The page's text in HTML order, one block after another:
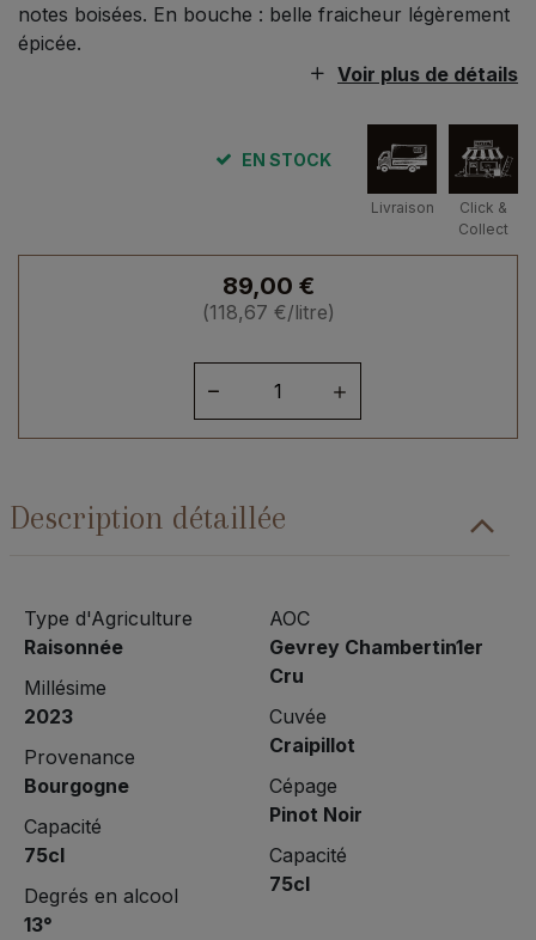
notes boisées. En bouche : belle fraicheur légèrement
épicée.
Voir plus de détails
EN STOCK
Livraison
Click &
Collect
89,00 €
(118,67 €/litre)
Bourgogne
1er
2023
Description détaillée
Type d'Agriculture
Raisonnée
Millésime
2023
Provenance
Bourgogne
Capacité
75cl
Degrés en alcool
13°
AOC
Gevrey Chambertin1er
Cru
Cuvée
Craipillot
Cépage
Pinot Noir
Capacité
75cl